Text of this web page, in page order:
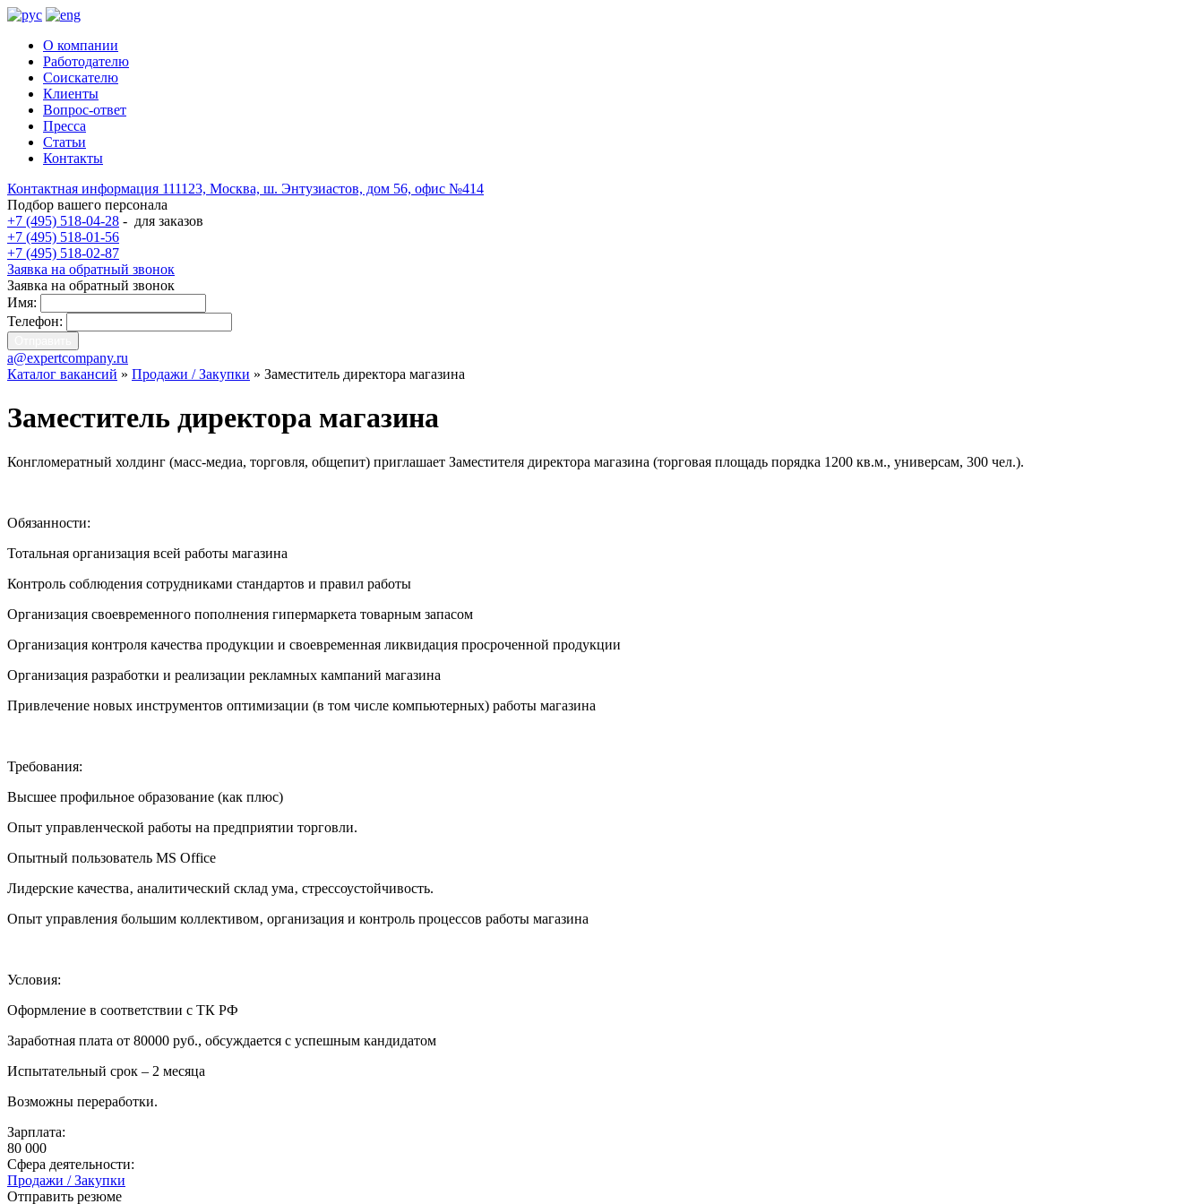
О компании
Работодателю
Соискателю
Клиенты
Вопрос-ответ
Пресса
Статьи
Контакты
Контактная информация 111123, Москва, ш. Энтузиастов, дом 56, офис №414
Подбор вашего персонала
+7 (495) 518-04-28 - для заказов
+7 (495) 518-01-56
+7 (495) 518-02-87
Заявка на обратный звонок
Заявка на обратный звонок
Имя:
Телефон:
a@expertcompany.ru
Каталог вакансий » Продажи / Закупки » Заместитель директора магазина
Заместитель директора магазина
Конгломератный холдинг (масс-медиа, торговля, общепит) приглашает Заместителя директора магазина (торговая площадь порядка 1200 кв.м., универсам, 300 чел.).
Обязанности:
Тотальная организация всей работы магазина
Контроль соблюдения сотрудниками стандартов и правил работы
Организация своевременного пополнения гипермаркета товарным запасом
Организация контроля качества продукции и своевременная ликвидация просроченной продукции
Организация разработки и реализации рекламных кампаний магазина
Привлечение новых инструментов оптимизации (в том числе компьютерных) работы магазина
Требования:
Высшее профильное образование (как плюс)
Опыт управленческой работы на предприятии торговли.
Опытный пользователь MS Office
Лидерские качества‚ аналитический склад ума‚ стрессоустойчивость.
Опыт управления большим коллективом‚ организация и контроль процессов работы магазина
Условия:
Оформление в соответствии с ТК РФ
Заработная плата от 80000 руб., обсуждается с успешным кандидатом
Испытательный срок – 2 месяца
Возможны переработки.
Зарплата:
80 000
Сфера деятельности:
Продажи / Закупки
Отправить резюме